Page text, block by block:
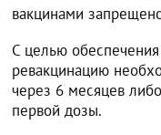
вакцинами
С целью
ревакцинацию
через 6 месяцев
первой дозы.